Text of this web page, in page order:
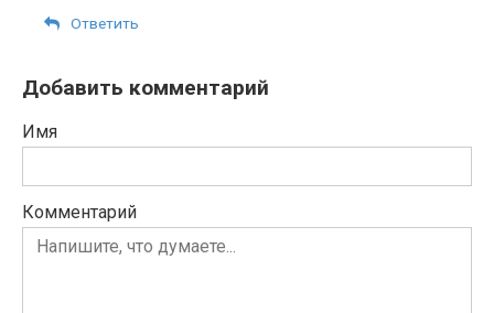
Ответить
Добавить комментарий
Имя
Комментарий